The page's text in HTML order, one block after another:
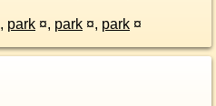
, park ¤, park ¤, park ¤